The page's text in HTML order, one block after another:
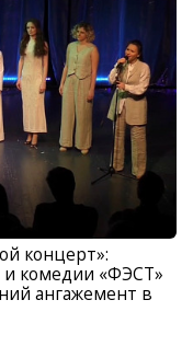
концерт»:
и комедии «ФЭСТ»
ангажемент в